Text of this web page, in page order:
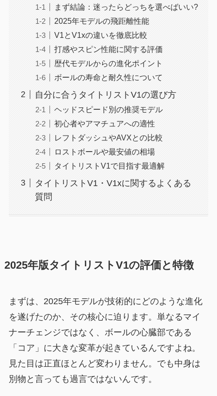
まず結論：迷ったらどっちを選べばいい?
2025年モデルの飛距離性能
V1とV1xの違いを徹底比較
打感やスピン性能に関する評価
歴代モデルからの進化ポイント
ボールの寿命と耐久性について
自分に合うタイトリストV1の選び方
ヘッドスピード別の推奨モデル
初心者やアマチュアへの適性
レフトダッシュやAVXとの比較
ロストボールや最安値の相場
タイトリストV1で目指す最適解
タイトリストV1・V1xに関するよくある
質問
2025年版タイトリストV1の評価と特徴
まずは、2025年モデルが技術的にどのような進化
を遂げたのか、その核心に迫ります。単なるマイ
ナーチェンジではなく、ボールの心臓部である
「コア」に大きな変革が起きているんですよね。
見た目は正直ほとんど変わりません。でも中身は
別物と言っても過言ではないんです。